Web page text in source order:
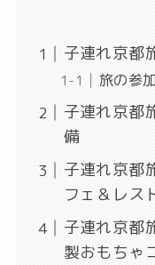
子連れ京都
旅の参
子連れ京都
備
子連れ京都
フェ＆レス
子連れ京都
製おもちゃ